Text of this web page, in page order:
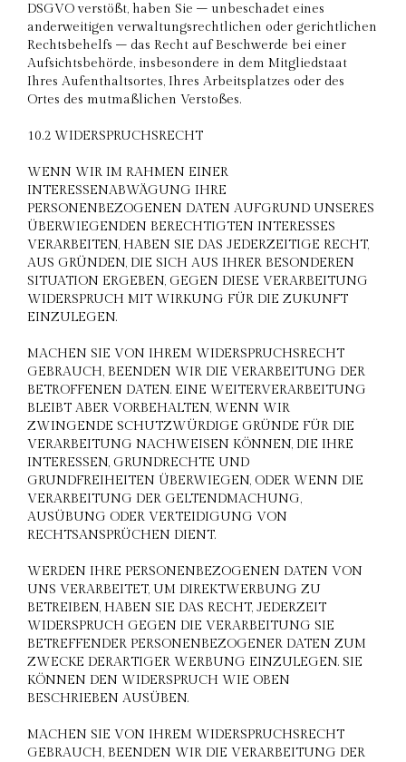
DSGVO verstößt, haben Sie – unbeschadet eines
anderweitigen verwaltungsrechtlichen oder gerichtlichen
Rechtsbehelfs – das Recht auf Beschwerde bei einer
Aufsichtsbehörde, insbesondere in dem Mitgliedstaat
Ihres Aufenthaltsortes, Ihres Arbeitsplatzes oder des
Ortes des mutmaßlichen Verstoßes.
10.2 WIDERSPRUCHSRECHT
WENN WIR IM RAHMEN EINER
INTERESSENABWÄGUNG IHRE
PERSONENBEZOGENEN DATEN AUFGRUND UNSERES
ÜBERWIEGENDEN BERECHTIGTEN INTERESSES
VERARBEITEN, HABEN SIE DAS JEDERZEITIGE RECHT,
AUS GRÜNDEN, DIE SICH AUS IHRER BESONDEREN
SITUATION ERGEBEN, GEGEN DIESE VERARBEITUNG
WIDERSPRUCH MIT WIRKUNG FÜR DIE ZUKUNFT
EINZULEGEN.
MACHEN SIE VON IHREM WIDERSPRUCHSRECHT
GEBRAUCH, BEENDEN WIR DIE VERARBEITUNG DER
BETROFFENEN DATEN. EINE WEITERVERARBEITUNG
BLEIBT ABER VORBEHALTEN, WENN WIR
ZWINGENDE SCHUTZWÜRDIGE GRÜNDE FÜR DIE
VERARBEITUNG NACHWEISEN KÖNNEN, DIE IHRE
INTERESSEN, GRUNDRECHTE UND
GRUNDFREIHEITEN ÜBERWIEGEN, ODER WENN DIE
VERARBEITUNG DER GELTENDMACHUNG,
AUSÜBUNG ODER VERTEIDIGUNG VON
RECHTSANSPRÜCHEN DIENT.
WERDEN IHRE PERSONENBEZOGENEN DATEN VON
UNS VERARBEITET, UM DIREKTWERBUNG ZU
BETREIBEN, HABEN SIE DAS RECHT, JEDERZEIT
WIDERSPRUCH GEGEN DIE VERARBEITUNG SIE
BETREFFENDER PERSONENBEZOGENER DATEN ZUM
ZWECKE DERARTIGER WERBUNG EINZULEGEN. SIE
KÖNNEN DEN WIDERSPRUCH WIE OBEN
BESCHRIEBEN AUSÜBEN.
MACHEN SIE VON IHREM WIDERSPRUCHSRECHT
GEBRAUCH, BEENDEN WIR DIE VERARBEITUNG DER